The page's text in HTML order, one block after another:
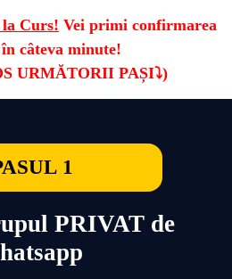
Curs! Vei primi confirmarea
câteva minute!
1
PRIVAT de